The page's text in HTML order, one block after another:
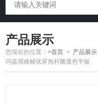
产品展示
您现在的位置：>首页 > 产品展示
玛嘉艰难梭状芽孢杆菌显色平板